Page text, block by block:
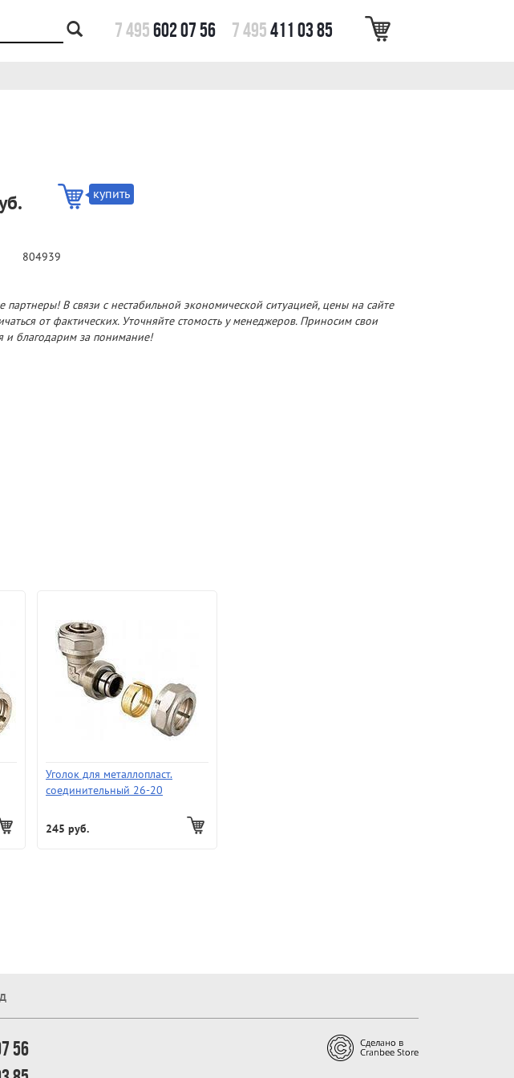
7 495602 07 56 7 495411 03 85
купить
804939
партнеры! В связи с нестабильной экономической ситуацией, цены на сайте
от фактических. Уточняйте стомость у менеджеров. Приносим свои
и благодарим за понимание!
Уголок для металлопласт.
соединительный 26-20
245 руб.
56